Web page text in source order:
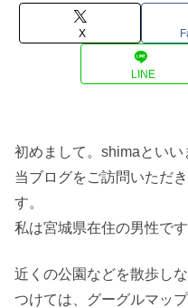
X
LINE
初めまして。shimaといい
当ブログをご訪問いただ
す。
私は宮城県在住の男性です
近くの公園などを散歩し
つけては、グーグルマッ